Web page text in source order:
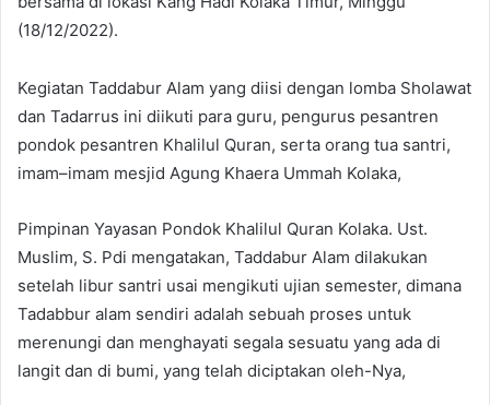
(18/12/2022).
Kegiatan Taddabur Alam yang diisi dengan lomba Sholawat
dan Tadarrus ini diikuti para guru, pengurus pesantren
pondok pesantren Khalilul Quran, serta orang tua santri,
imam–imam mesjid Agung Khaera Ummah Kolaka,
Pimpinan Yayasan Pondok Khalilul Quran Kolaka. Ust.
Muslim, S. Pdi mengatakan, Taddabur Alam dilakukan
setelah libur santri usai mengikuti ujian semester, dimana
Tadabbur alam sendiri adalah sebuah proses untuk
merenungi dan menghayati segala sesuatu yang ada di
langit dan di bumi, yang telah diciptakan oleh-Nya,